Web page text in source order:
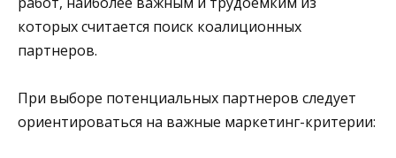
которых считается поиск коалиционных
партнеров.
При выборе потенциальных партнеров следует
ориентироваться на важные маркетинг-критерии: